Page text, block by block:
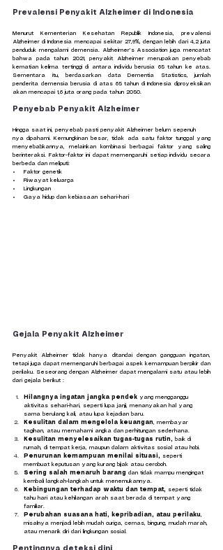
Prevalensi Penyakit Alzheimer di Indonesia
Menurut Kementerian Kesehatan Republik Indonesia, prevalensi
Alzheimer di Indonesia mencapai sekitar 27,9%, dengan lebih dari 4,2 juta
penduduk mengalami demensia. Alzheimer’s Association juga mencatat
bahwa pada tahun 2021, penyakit Alzheimer merupakan penyebab
kematian kelima tertinggi di antara individu berusia 65 tahun ke atas.
Sementara itu, berdasarkan data Dementia Statistics, jumlah
penderita demensia berusia di atas 65 tahun di Indonesia diproyeksikan
akan mencapai 1,6 juta orang pada tahun 2050.
Penyebab Penyakit Alzheimer
Hingga saat ini, penyebab pasti penyakit Alzheimer belum sepenuh
nya dipahami. Kemungkinan besar, tidak ada satu faktor tunggal yang
menyebabkannya, melainkan kombinasi berbagai faktor yang saling
berinteraksi. Faktor-faktor ini dapat memengaruhi setiap individu secara
berbeda dan meliputi:
Faktor genetik
Riwayat keluarga
Lingkungan
Gaya hidup dan kebiasaan sehari-hari
Gejala Penyakit Alzheimer
Penyakit Alzheimer tidak hanya ditandai dengan gangguan ingatan,
tetapi juga dapat memengaruhi berbagai aspek kemampuan berpikir dan
perilaku. Seseorang dengan Alzheimer dapat mengalami satu atau lebih
dari gejala berikut :
Hilangnya ingatan jangka pendek yang mengganggu
aktivitas sehari-hari, seperti lupa janji, menanyakan hal yang
sama berulang kali, atau lupa kejadian baru.
Kesulitan dalam mengelola keuangan, membayar
tagihan, atau memahami angka dan perhitungan sederhana.
Kesulitan menyelesaikan tugas-tugas rutin, baik di
rumah, di tempat kerja, maupun dalam aktivitas sosial atau hobi.
Penurunan kemampuan menilai situasi,
seperti
membuat keputusan yang kurang bijak atau ceroboh.
Sering salah menaruh barang dan tidak mampu mengingat
kembali langkah-langkah untuk menemukannya.
Kebingungan terhadap waktu dan tempat,
seperti tidak
tahu hari atau kehilangan arah saat berada di tempat yang
familiar.
Perubahan suasana hati, kepribadian, atau perilaku,
misalnya menjadi lebih mudah curiga, cemas, bingung, mudah marah,
atau menarik diri dari lingkungan sosial.
Pentingnya deteksi dini